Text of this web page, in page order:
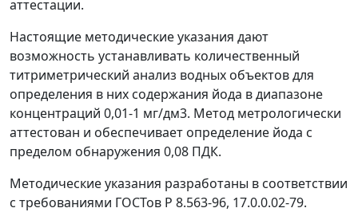
аттестации.
Настоящие методические указания дают
возможность устанавливать количественный
титриметрический анализ водных объектов для
определения в них содержания йода в диапазоне
концентраций 0,01-1 мг/дм3. Метод метрологически
аттестован и обеспечивает определение йода с
пределом обнаружения 0,08 ПДК.
Методические указания разработаны в соответствии
с требованиями ГОСТов Р 8.563-96, 17.0.0.02-79.